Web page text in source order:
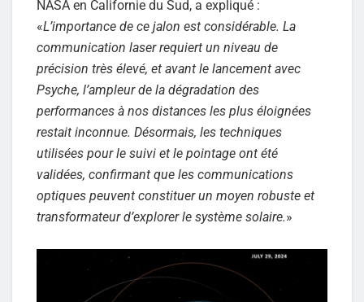
NASA en Californie du Sud, a expliqué :
«L’importance de ce jalon est considérable. La
communication laser requiert un niveau de
précision très élevé, et avant le lancement avec
Psyche, l’ampleur de la dégradation des
performances à nos distances les plus éloignées
restait inconnue. Désormais, les techniques
utilisées pour le suivi et le pointage ont été
validées, confirmant que les communications
optiques peuvent constituer un moyen robuste et
transformateur d’explorer le système solaire.»